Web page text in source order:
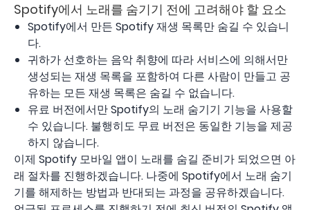
Spotify에서 노래를 숨기기 전에 고려해야 할 요소
Spotify에서 만든 Spotify 재생 목록만 숨길 수 있습니
다.
귀하가 선호하는 음악 취향에 따라 서비스에 의해서만
생성되는 재생 목록을 포함하여 다른 사람이 만들고 공
유하는 모든 재생 목록은 숨길 수 없습니다.
유료 버전에서만 Spotify의 노래 숨기기 기능을 사용할
수 있습니다. 불행히도 무료 버전은 동일한 기능을 제공
하지 않습니다.
이제 Spotify 모바일 앱이 노래를 숨길 준비가 되었으면 아
래 절차를 진행하겠습니다. 나중에 Spotify에서 노래 숨기
기를 해제하는 방법과 반대되는 과정을 공유하겠습니다.